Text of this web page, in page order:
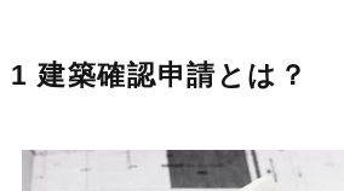
1 建築確認申請とは？